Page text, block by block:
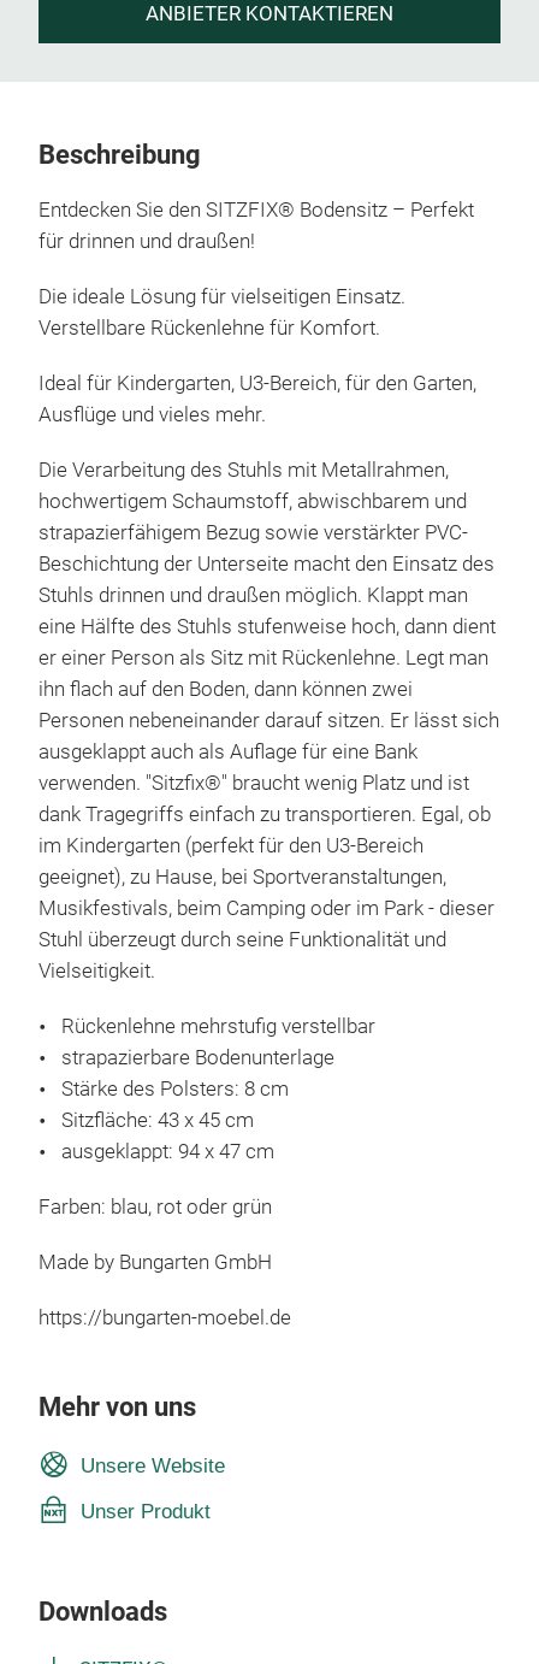
ANBIETER KONTAKTIEREN
Beschreibung
Entdecken Sie den SITZFIX® Bodensitz – Perfekt
für drinnen und draußen!
Die ideale Lösung für vielseitigen Einsatz.
Verstellbare Rückenlehne für Komfort.
Ideal für Kindergarten, U3-Bereich, für den Garten,
Ausflüge und vieles mehr.
Die Verarbeitung des Stuhls mit Metallrahmen,
hochwertigem Schaumstoff, abwischbarem und
strapazierfähigem Bezug sowie verstärkter PVC-
Beschichtung der Unterseite macht den Einsatz des
Stuhls drinnen und draußen möglich. Klappt man
eine Hälfte des Stuhls stufenweise hoch, dann dient
er einer Person als Sitz mit Rückenlehne. Legt man
ihn flach auf den Boden, dann können zwei
Personen nebeneinander darauf sitzen. Er lässt sich
ausgeklappt auch als Auflage für eine Bank
verwenden. "Sitzfix®" braucht wenig Platz und ist
dank Tragegriffs einfach zu transportieren. Egal, ob
im Kindergarten (perfekt für den U3-Bereich
geeignet), zu Hause, bei Sportveranstaltungen,
Musikfestivals, beim Camping oder im Park - dieser
Stuhl überzeugt durch seine Funktionalität und
Vielseitigkeit.
Rückenlehne mehrstufig verstellbar
strapazierbare Bodenunterlage
Stärke des Polsters: 8 cm
Sitzfläche: 43 x 45 cm
ausgeklappt: 94 x 47 cm
Farben: blau, rot oder grün
Made by Bungarten GmbH
https://bungarten-moebel.de
Mehr von uns
Unsere Website
Unser Produkt
Downloads